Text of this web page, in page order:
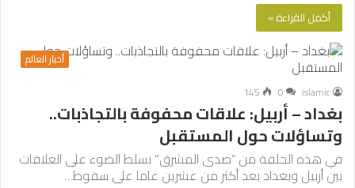
أكمل القراءة »
أخبار العالم
islamic
0
145
بغداد – أربيل: علاقات محفوفة بالتجاذبات..
وتساؤلات حول المستقبل
في هذه الحلقة من “صدى المشرق” نسلط الضوء على العلاقات
بين أربيل وبغداد بعد أكثر من عشرين عاما على سقوط…